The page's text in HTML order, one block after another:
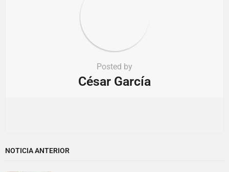
Posted by
César García
NOTICIA ANTERIOR